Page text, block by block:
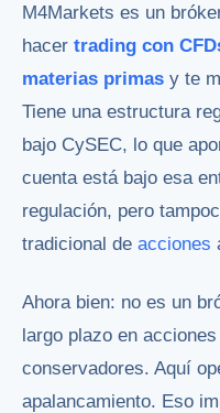
M4Markets es un
hacer trading con
materias primas y te
Tiene una estructura
bajo CySEC, lo que
cuenta está bajo esa
regulación, pero
tradicional de acciones
Ahora bien: no es un
largo plazo en
conservadores. Aquí
apalancamiento. Eso